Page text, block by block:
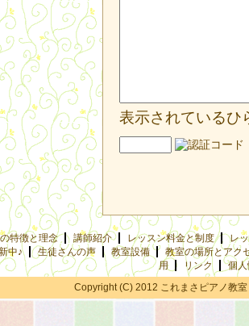
表示されているひ
特徴と理念 講師紹介 レッスン料金と制度
レ
中♪
生徒さんの声 教室設備
教室の場所とアク
用
リンク
個
Copyright (C) 2012 これまさピアノ教